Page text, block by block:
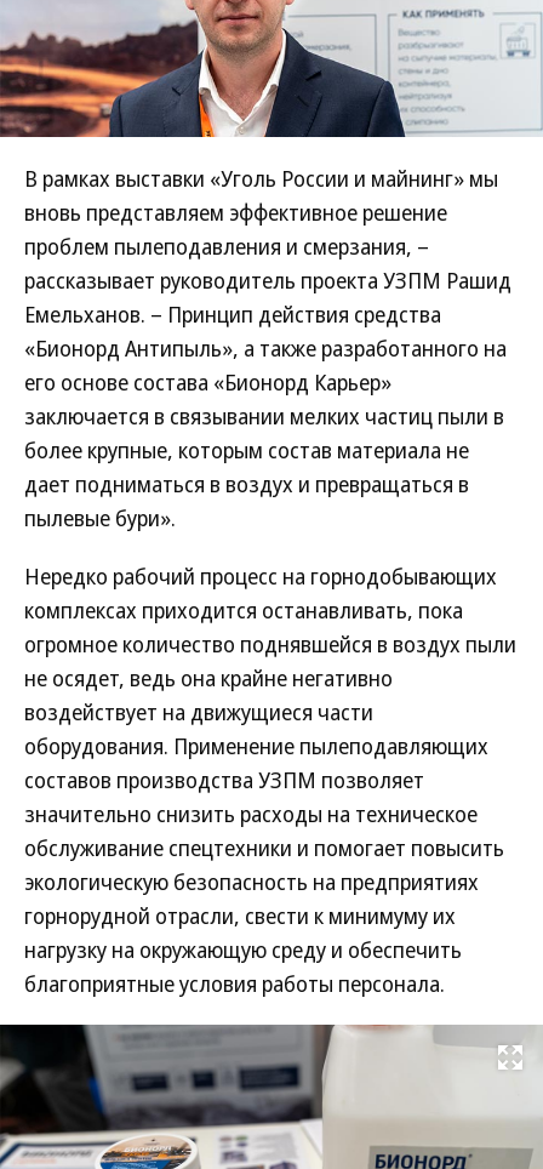
В рамках выставки «Уголь России и майнинг» мы
вновь представляем эффективное решение
проблем пылеподавления и смерзания, –
рассказывает руководитель проекта УЗПМ Рашид
Емельханов. – Принцип действия средства
«Бионорд Антипыль», а также разработанного на
его основе состава «Бионорд Карьер»
заключается в связывании мелких частиц пыли в
более крупные, которым состав материала не
дает подниматься в воздух и превращаться в
пылевые бури».
Нередко рабочий процесс на горнодобывающих
комплексах приходится останавливать, пока
огромное количество поднявшейся в воздух пыли
не осядет, ведь она крайне негативно
воздействует на движущиеся части
оборудования. Применение пылеподавляющих
составов производства УЗПМ позволяет
значительно снизить расходы на техническое
обслуживание спецтехники и помогает повысить
экологическую безопасность на предприятиях
горнорудной отрасли, свести к минимуму их
нагрузку на окружающую среду и обеспечить
благоприятные условия работы персонала.
Развернуть